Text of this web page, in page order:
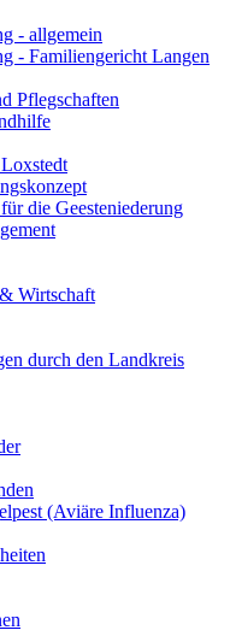
- allgemein
- Familiengericht Langen
Pflegschaften
die Geesteniederung
Wirtschaft
durch den Landkreis
(Aviäre Influenza)